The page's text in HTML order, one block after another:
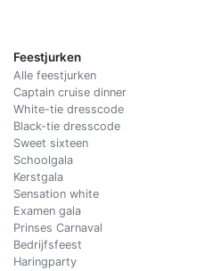
Feestjurken
Alle feestjurken
Captain cruise dinner
White-tie dresscode
Black-tie dresscode
Sweet sixteen
Schoolgala
Kerstgala
Sensation white
Examen gala
Prinses Carnaval
Bedrijfsfeest
Haringparty